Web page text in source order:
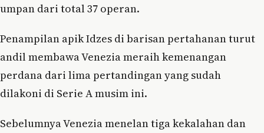
umpan dari total 37 operan.
Penampilan apik Idzes di barisan pertahanan turut
andil membawa Venezia meraih kemenangan
perdana dari lima pertandingan yang sudah
dilakoni di Serie A musim ini.
Sebelumnya Venezia menelan tiga kekalahan dan